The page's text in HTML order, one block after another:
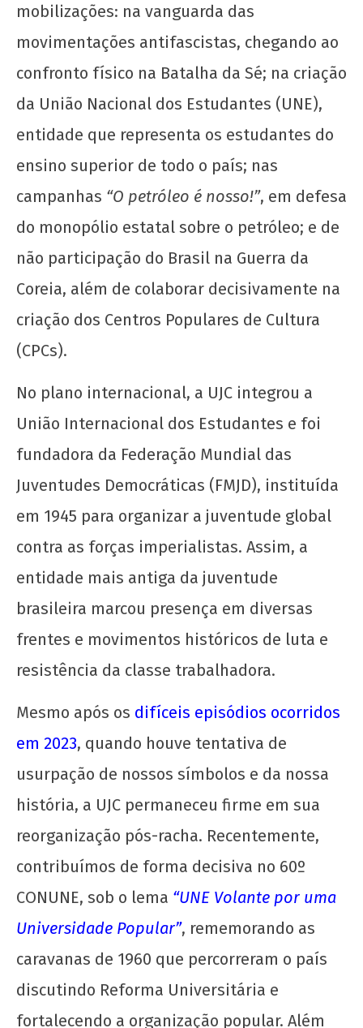
2025
CN
UJC
agosto
2025
CN
UJC
Solidariedade ao movimento estudantil do
Acre
agosto
de
CN
Soberania alimentar é permanência: o PASES
e os Restaurantes Universitários
1 de
de
2025
CN
UJC
mobilizações: na vanguarda das
movimentações antifascistas, chegando ao
confronto físico na Batalha da Sé; na criação
da União Nacional dos Estudantes (UNE),
entidade que representa os estudantes do
ensino superior de todo o país; nas
campanhas “O petróleo é nosso!”, em defesa
do monopólio estatal sobre o petróleo; e de
não participação do Brasil na Guerra da
Coreia, além de colaborar decisivamente na
criação dos Centros Populares de Cultura
(CPCs).
No plano internacional, a UJC integrou a
União Internacional dos Estudantes e foi
fundadora da Federação Mundial das
Juventudes Democráticas (FMJD), instituída
em 1945 para organizar a juventude global
contra as forças imperialistas. Assim, a
entidade mais antiga da juventude
brasileira marcou presença em diversas
frentes e movimentos históricos de luta e
resistência da classe trabalhadora.
Mesmo após os difíceis episódios ocorridos
em 2023, quando houve tentativa de
usurpação de nossos símbolos e da nossa
história, a UJC permaneceu firme em sua
reorganização pós-racha. Recentemente,
contribuímos de forma decisiva no 60º
CONUNE, sob o lema “UNE Volante por uma
Universidade Popular”, rememorando as
caravanas de 1960 que percorreram o país
discutindo Reforma Universitária e
fortalecendo a organização popular. Além